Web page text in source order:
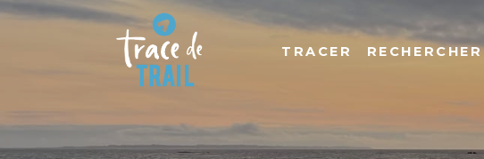
TRACER RECHERCHER